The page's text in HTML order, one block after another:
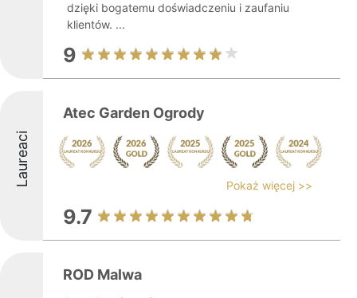
dzięki bogatemu doświadczeniu i zaufaniu
klientów. ...
9
Laureaci
Atec Garden Ogrody
Pokaż więcej >>
9.7
ROD Malwa